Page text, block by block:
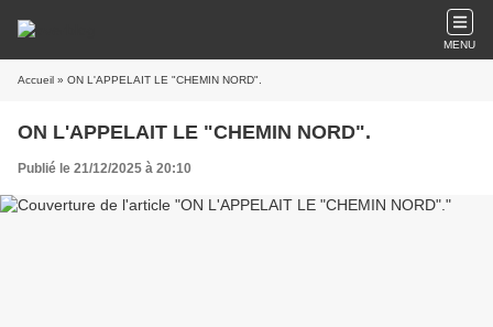
MENU
Accueil » ON L'APPELAIT LE "CHEMIN NORD".
ON L'APPELAIT LE "CHEMIN NORD".
Publié le 21/12/2025 à 20:10